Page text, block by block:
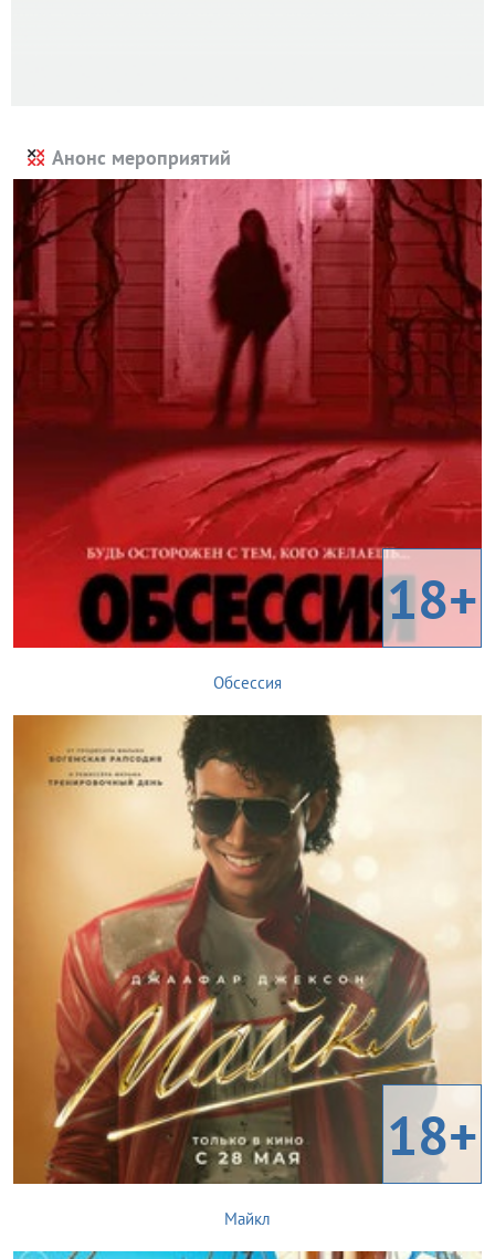
Анонс мероприятий
18+
Обсессия
18+
Майкл